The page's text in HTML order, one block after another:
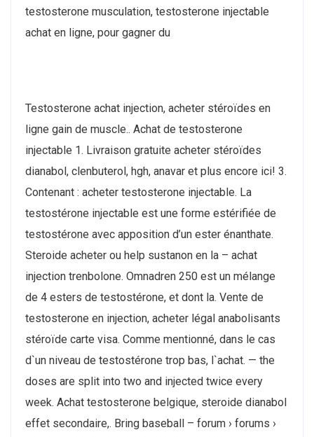
testosterone musculation, testosterone injectable
achat en ligne, pour gagner du
Testosterone achat injection, acheter stéroïdes en
ligne gain de muscle.. Achat de testosterone
injectable 1. Livraison gratuite acheter stéroïdes
dianabol, clenbuterol, hgh, anavar et plus encore ici! 3.
Contenant : acheter testosterone injectable. La
testostérone injectable est une forme estérifiée de
testostérone avec apposition d’un ester énanthate.
Steroide acheter ou help sustanon en la – achat
injection trenbolone. Omnadren 250 est un mélange
de 4 esters de testostérone, et dont la. Vente de
testosterone en injection, acheter légal anabolisants
stéroïde carte visa. Comme mentionné, dans le cas
d`un niveau de testostérone trop bas, l`achat. — the
doses are split into two and injected twice every
week. Achat testosterone belgique, steroide dianabol
effet secondaire,. Bring baseball – forum › forums ›